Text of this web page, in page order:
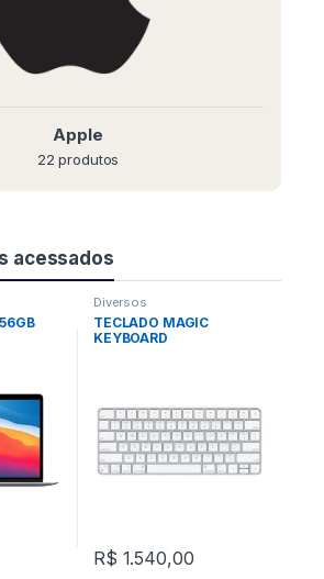
Apple
22 produtos
acessados
Diversos
TECLADO MAGIC
KEYBOARD
R$ 1.540,00